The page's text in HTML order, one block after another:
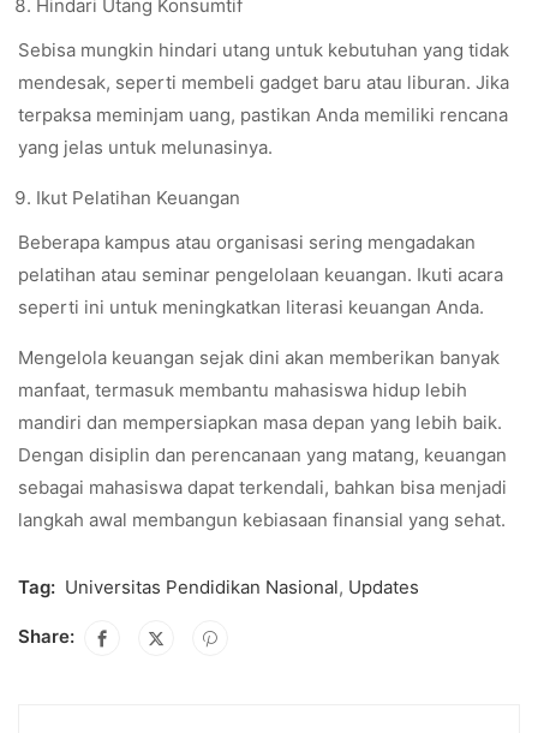
Hindari Utang Konsumtif
Sebisa mungkin hindari utang untuk kebutuhan yang tidak
mendesak, seperti membeli gadget baru atau liburan. Jika
terpaksa meminjam uang, pastikan Anda memiliki rencana
yang jelas untuk melunasinya.
Ikut Pelatihan Keuangan
Beberapa kampus atau organisasi sering mengadakan
pelatihan atau seminar pengelolaan keuangan. Ikuti acara
seperti ini untuk meningkatkan literasi keuangan Anda.
Mengelola keuangan sejak dini akan memberikan banyak
manfaat, termasuk membantu mahasiswa hidup lebih
mandiri dan mempersiapkan masa depan yang lebih baik.
Dengan disiplin dan perencanaan yang matang, keuangan
sebagai mahasiswa dapat terkendali, bahkan bisa menjadi
langkah awal membangun kebiasaan finansial yang sehat.
Tag: Universitas Pendidikan Nasional, Updates
Share: